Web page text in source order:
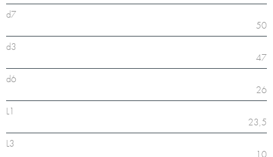
d7
50
d3
47
d6
26
L1
23,5
L3
10